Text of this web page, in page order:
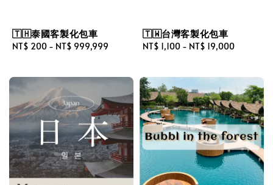
🇹🇭泰國客製化包車
Regular
NT$ 200 - NT$ 999,999
🇹🇼台灣客製化包車
Regular
NT$ 1,100 - NT$ 19,000